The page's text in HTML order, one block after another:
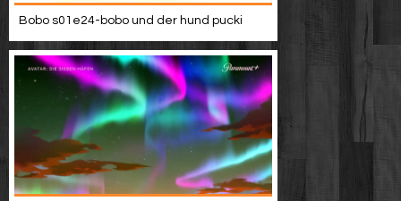
Bobo s01e24-bobo und der hund pucki